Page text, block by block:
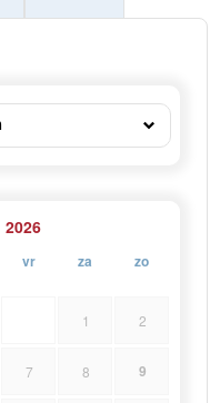
2026
vr za zo
1 2
7 8 9